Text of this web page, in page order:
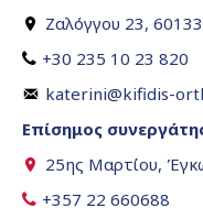
Ζαλόγγου 23,
+30 235 10 23 820
katerini@kifidis-
Επίσημος
25ης Μαρτίου,
+357 22 660688